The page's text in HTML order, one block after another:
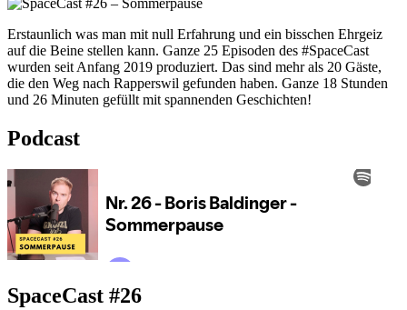
Erstaunlich was man mit null Erfahrung und ein bisschen Ehrgeiz
auf die Beine stellen kann. Ganze 25 Episoden des #SpaceCast
wurden seit Anfang 2019 produziert. Das sind mehr als 20 Gäste,
die den Weg nach Rapperswil gefunden haben. Ganze 18 Stunden
und 26 Minuten gefüllt mit spannenden Geschichten!
Podcast
SpaceCast #26